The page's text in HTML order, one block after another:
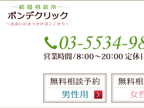
本気の婚活を応援します。銀座・有楽町の結婚相談所なら当
銀座・有楽町の婚活なら圧倒的なサポート力のIBJ加盟結婚
無料相